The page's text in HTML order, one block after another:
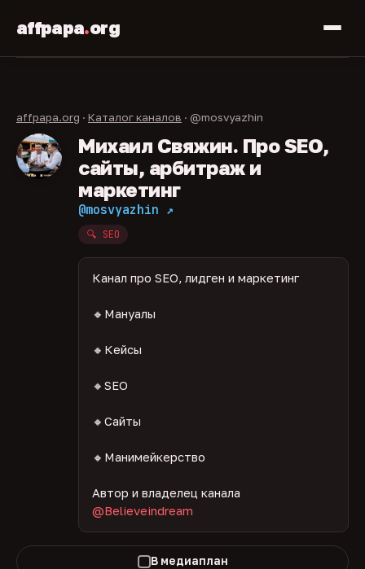
affpapa.org
affpapa.org · Каталог каналов · @mosvyazhin
Михаил Свяжин. Про SEO,
сайты, арбитраж и
маркетинг
@mosvyazhin ↗
🔍 SEO
Канал про SEO, лидген и маркетинг
🔸Мануалы
🔸Кейсы
🔸SEO
🔸Сайты
🔸Манимейкерство
Автор и владелец канала
@Believeindream
В медиаплан